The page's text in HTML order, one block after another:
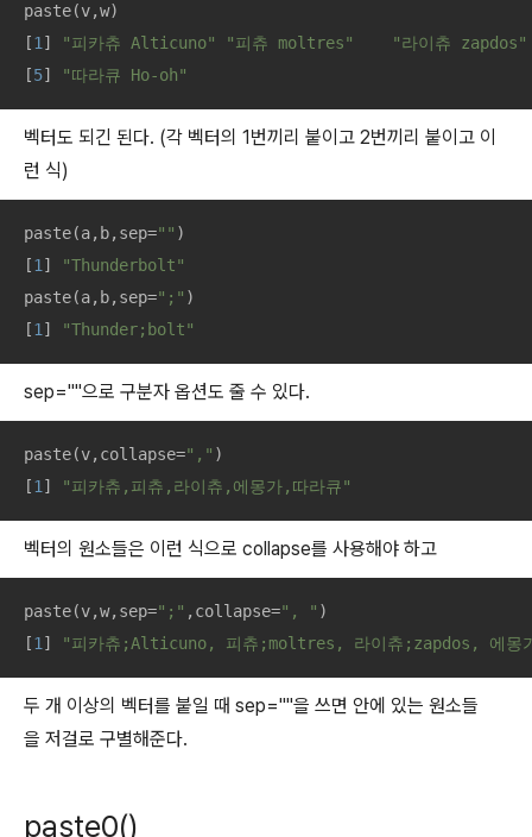
paste(v,w)
[1 ] "피카츄 Alticuno" "피츄 moltres"
"라이츄 zapdos"
[5] "따라큐 Ho-oh"
벡터도 되긴 된다. (각 벡터의 1번끼리 붙이고 2번끼리 붙이고 이
런 식)
paste(a,b,sep="" )
[1 ]
"Thunderbolt"
paste(a,b,sep=";" )
[1 ] "Thunder;bolt"
sep=""으로 구분자 옵션도 줄 수 있다.
paste(v,collapse="," )
[1 ] "피카츄,피츄,라이츄,에몽가,따라큐"
벡터의 원소들은 이런 식으로 collapse를 사용해야 하고
paste(v,w,sep=";" ,collapse=", " )
[1 ] "피카츄;Alticuno, 피츄;moltres, 라이츄;zapdos, 에
두 개 이상의 벡터를 붙일 때 sep=""을 쓰면 안에 있는 원소들
을 저걸로 구별해준다.
paste0()